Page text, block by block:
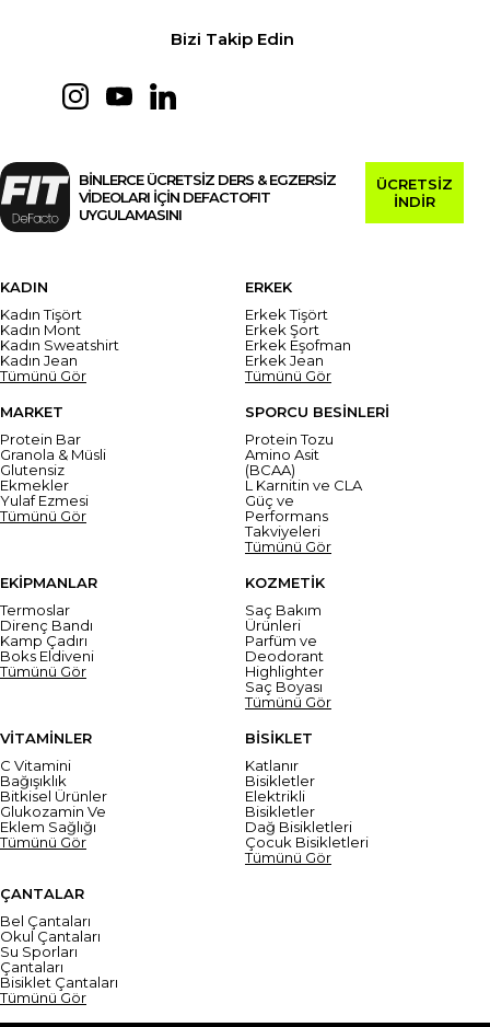
Bizi Takip Edin
BİNLERCE ÜCRETSİZ DERS & EGZERSİZ
VİDEOLARI İÇİN DEFACTOFIT
UYGULAMASINI
ÜCRETSİZ
İNDİR
KADIN
Kadın Tişört
Kadın Mont
Kadın Sweatshirt
Kadın Jean
Tümünü Gör
ERKEK
Erkek Tişört
Erkek Şort
Erkek Eşofman
Erkek Jean
Tümünü Gör
MARKET
Protein Bar
Granola & Müsli
Glutensiz
Ekmekler
Yulaf Ezmesi
Tümünü Gör
SPORCU BESİNLERİ
Protein Tozu
Amino Asit
(BCAA)
L Karnitin ve CLA
Güç ve
Performans
Takviyeleri
Tümünü Gör
EKİPMANLAR
Termoslar
Direnç Bandı
Kamp Çadırı
Boks Eldiveni
Tümünü Gör
KOZMETİK
Saç Bakım
Ürünleri
Parfüm ve
Deodorant
Highlighter
Saç Boyası
Tümünü Gör
VİTAMİNLER
C Vitamini
Bağışıklık
Bitkisel Ürünler
Glukozamin Ve
Eklem Sağlığı
Tümünü Gör
BİSİKLET
Katlanır
Bisikletler
Elektrikli
Bisikletler
Dağ Bisikletleri
Çocuk Bisikletleri
Tümünü Gör
ÇANTALAR
Bel Çantaları
Okul Çantaları
Su Sporları
Çantaları
Bisiklet Çantaları
Tümünü Gör